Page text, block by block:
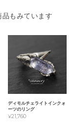
もみています
ディモルチェライトインクォ
ーツのリング
¥21,760